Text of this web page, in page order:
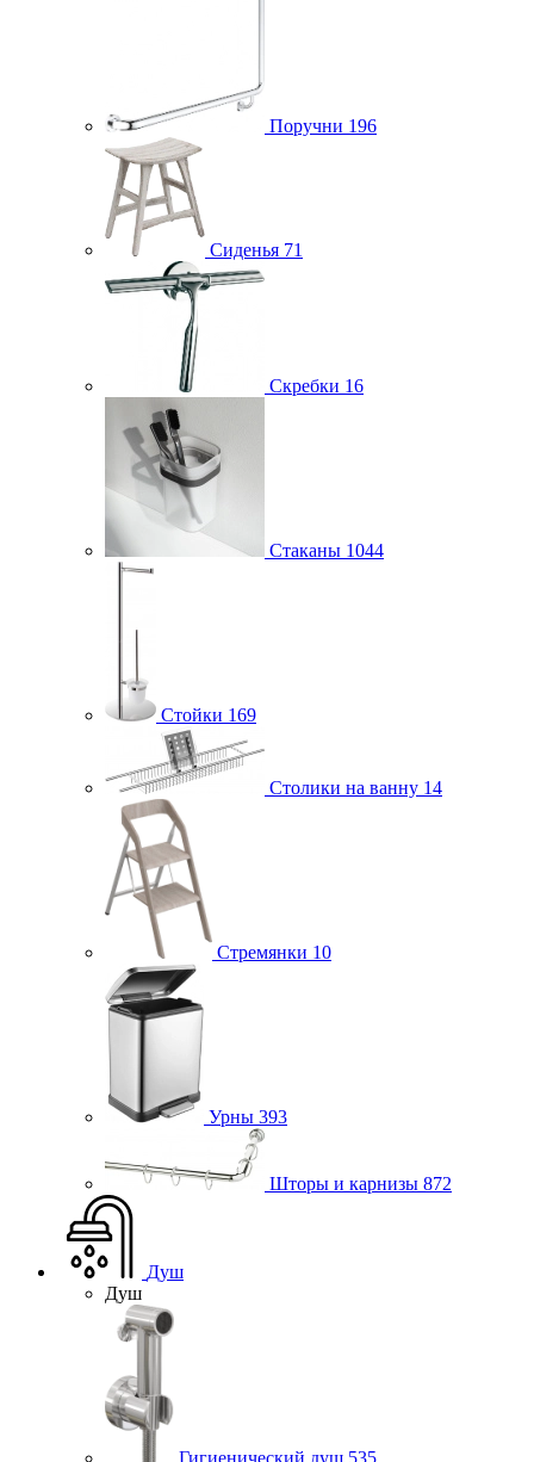
Поручни 196
Сиденья 71
Скребки 16
Стаканы 1044
Стойки 169
Столики на ванну 14
Стремянки 10
Урны 393
Шторы и карнизы 872
Душ
Душ
Гигиенический душ 535